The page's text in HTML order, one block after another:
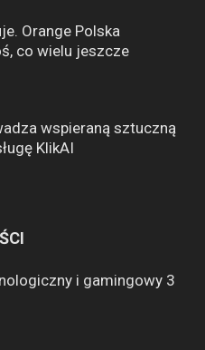
Orange Polska
co wielu jeszcze
wspieraną sztuczną
KlikAI
i gamingowy 3